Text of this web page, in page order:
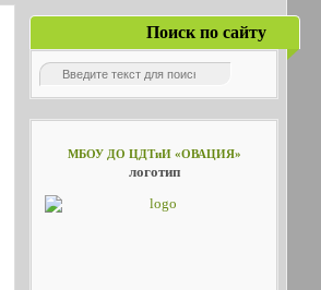
Поиск по сайту
МБОУ ДО ЦДТиИ «ОВАЦИЯ»
логотип